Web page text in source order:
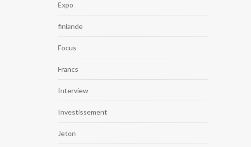
Expo
finlande
Focus
Francs
Interview
Investissement
Jeton